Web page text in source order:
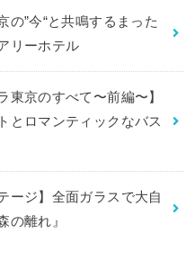
の”今“と共鳴するまった
リーホテル
東京のすべて〜前編〜】
とロマンティックなバス
ージ】全面ガラスで大自
の離れ』